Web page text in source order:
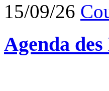
15/09/26
Agenda des